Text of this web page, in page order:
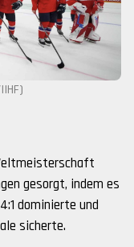
gesorgt, indem es
dominierte und
sicherte.